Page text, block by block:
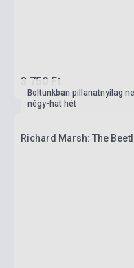
3 750 Ft
Boltunkban pillanatnyilag
négy-hat hét
Richard Marsh: The